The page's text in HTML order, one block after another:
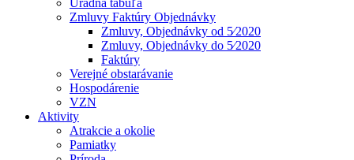
Úradná tabuľa
Zmluvy Faktúry Objednávky
Zmluvy, Objednávky od 5⁄2020
Zmluvy, Objednávky do 5⁄2020
Faktúry
Verejné obstarávanie
Hospodárenie
VZN
Aktivity
Atrakcie a okolie
Pamiatky